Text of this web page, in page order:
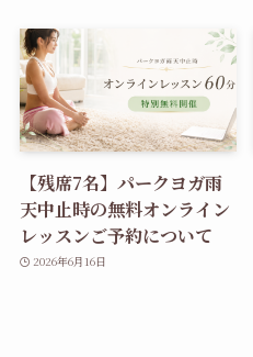
【残席7名】パークヨガ雨
天中止時の無料オンライン
レッスンご予約について
2026年6月16日